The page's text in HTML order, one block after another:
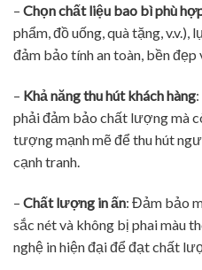
– Chọn chất liệu bao bì phù
phẩm, đồ uống, quà tặng,
đảm bảo tính an toàn, bền
– Khả năng thu hút khách hàng
phải đảm bảo chất lượng mà
tượng mạnh mẽ để thu hút
cạnh tranh.
– Chất lượng in ấn: Đảm bảo
sắc nét và không bị phai màu
nghệ in hiện đại để đạt chất